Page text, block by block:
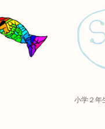
小学２年